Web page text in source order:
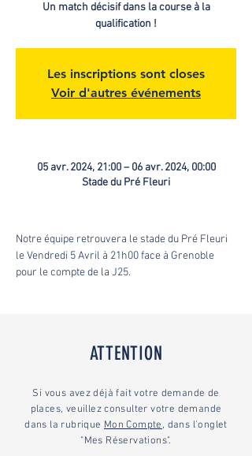
Un match décisif dans la course à la
qualification !
Les inscriptions sont closes
Voir d'autres événements
05 avr. 2024, 21:00 – 06 avr. 2024, 00:00
Stade du Pré Fleuri
Notre équipe retrouvera le stade du Pré Fleuri
le Vendredi 5 Avril à 21h00 face à Grenoble
pour le compte de la J25.
ATTENTION
Si vous avez déjà fait votre demande de
places, veuillez consulter votre demande
dans la rubrique Mon Compte, dans l'onglet
"Mes Réservations".